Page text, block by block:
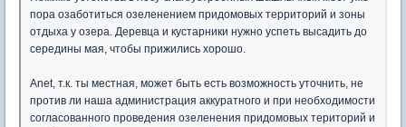
пора озаботиться озеленением придомовых территорий и зоны
отдыха у озера. Деревца и кустарники нужно успеть высадить до
середины мая, чтобы прижились хорошо.
Anet, т.к. ты местная, может быть есть возможность уточнить, не
против ли наша администрация аккуратного и при необходимости
согласованного проведения озеленения придомовых територий и